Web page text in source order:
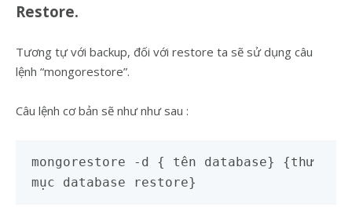
Restore.
Tương tự với backup, đối với restore ta sẽ sử dụng câu
lệnh “mongorestore”.
Câu lệnh cơ bản sẽ như như sau :
mongorestore -d { tên database} {thư
mục database restore}